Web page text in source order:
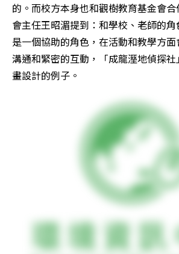
的。而校方本身也和觀樹教育基金會
會主任王昭湄提到：和學校、老師的
是一個協助的角色，在活動和教學方
溝通和緊密的互動，「成龍溼地偵探
畫設計的例子。